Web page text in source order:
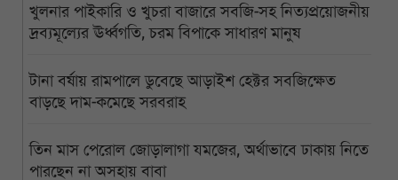
খুলনার পাইকারি ও খুচরা বাজারে সবজি-সহ নিত্যপ্রয়োজনীয়
দ্রব্যমূল্যের ঊর্ধ্বগতি, চরম বিপাকে সাধারণ মানুষ
টানা বর্ষায় রামপালে ডুবেছে আড়াইশ হেক্টর সবজিক্ষেত
বাড়ছে দাম-কমেছে সরবরাহ
তিন মাস পেরোল জোড়ালাগা যমজের, অর্থাভাবে ঢাকায় নিতে
পারছেন না অসহায় বাবা